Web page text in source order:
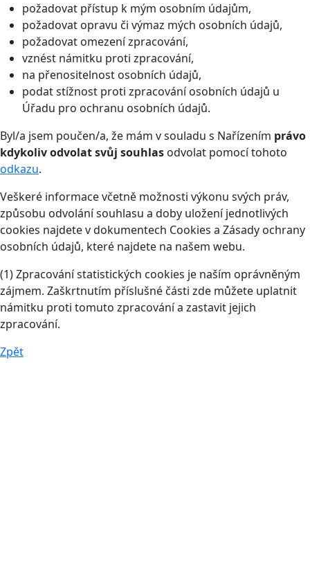
požadovat přístup k mým osobním údajům,
požadovat opravu či výmaz mých osobních údajů,
požadovat omezení zpracování,
vznést námitku proti zpracování,
na přenositelnost osobních údajů,
podat stížnost proti zpracování osobních údajů u
Úřadu pro ochranu osobních údajů.
Byl/a jsem poučen/a, že mám v souladu s Nařízením právo
kdykoliv odvolat svůj souhlas odvolat pomocí tohoto
odkazu.
Veškeré informace včetně možnosti výkonu svých práv,
způsobu odvolání souhlasu a doby uložení jednotlivých
cookies najdete v dokumentech Cookies a Zásady ochrany
osobních údajů, které najdete na našem webu.
(1) Zpracování statistických cookies je naším oprávněným
zájmem. Zaškrtnutím příslušné části zde můžete uplatnit
námitku proti tomuto zpracování a zastavit jejich
zpracování.
Zpět